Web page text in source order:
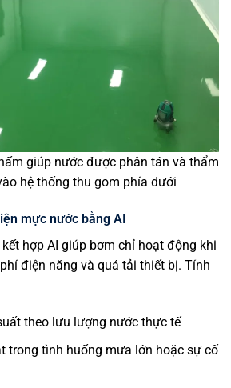
giúp nước được phân tán và thẩm
hệ thống thu gom phía dưới
mực nước bằng AI
hợp AI giúp bơm chỉ hoạt động khi
điện năng và quá tải thiết bị. Tính
theo lưu lượng nước thực tế
trong tình huống mưa lớn hoặc sự cố